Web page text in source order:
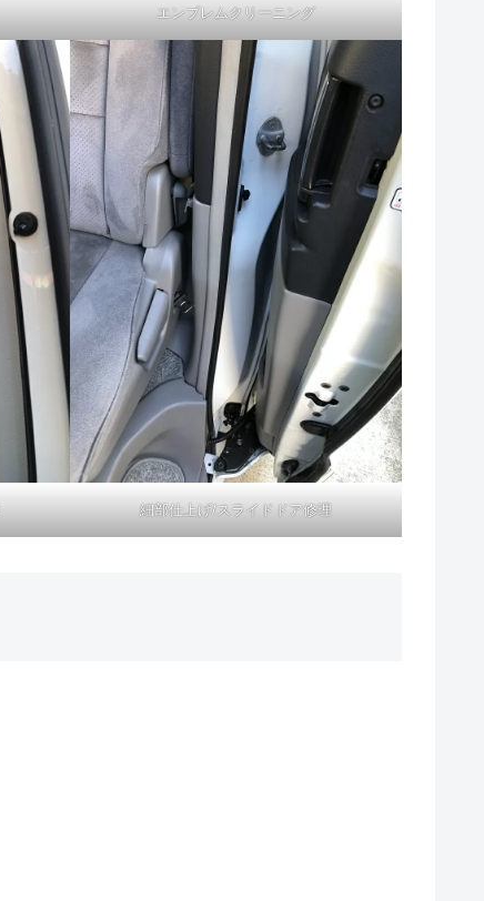
エンブレムクリーニング
細部仕上げ/スライドドア修理